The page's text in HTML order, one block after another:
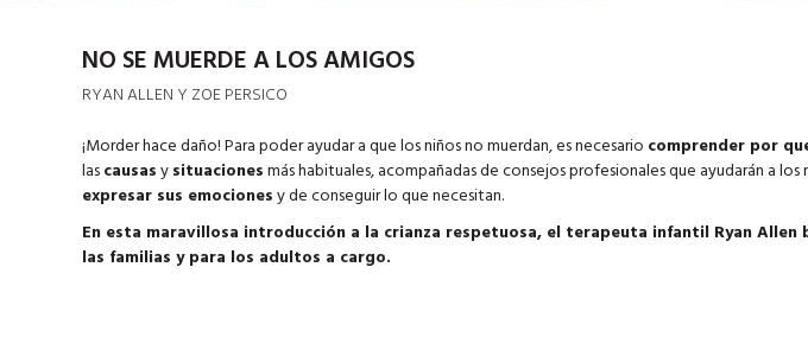
NO SE MUERDE A LOS AMIGOS
RYAN ALLEN Y ZOE PERSICO
¡Morder hace daño! Para poder ayudar a que los niños no muerdan, es necesario comprender por
lascausasysituacionesmás habituales, acompañadas de consejos profesionales que ayudarán a
expresar sus emocionesy de conseguir lo que necesitan.
En esta maravillosa introducción a la crianza respetuosa, el terapeuta infantil Ryan Allen
las familias y para los adultos a cargo.